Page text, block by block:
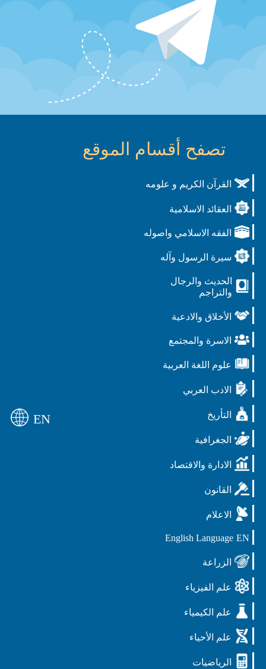
تصفح أقسام الموقع
القرآن الكريم و علومه
العقائد الاسلامية
الفقه الاسلامي واصوله
سيرة الرسول وآله
الحديث والرجال
والتراجم
الأخلاق والادعية
الاسرة والمجتمع
علوم اللغة العربية
الادب العربي
التأريخ
الجغرافية
الادارة والاقتصاد
القانون
الاعلام
EN
English Language
الزراعة
علم الفيزياء
علم الكيمياء
علم الأحياء
الرياضيات
EN